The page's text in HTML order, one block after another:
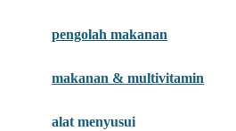
Joolz
pengolah makanan
makanan & multivitamin
alat menyusui